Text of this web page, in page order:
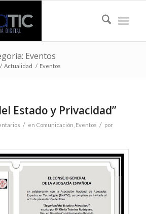
Eventos
/ Actualidad / Eventos
Estado y Privacidad”
/ en Comunicación Eventos / por